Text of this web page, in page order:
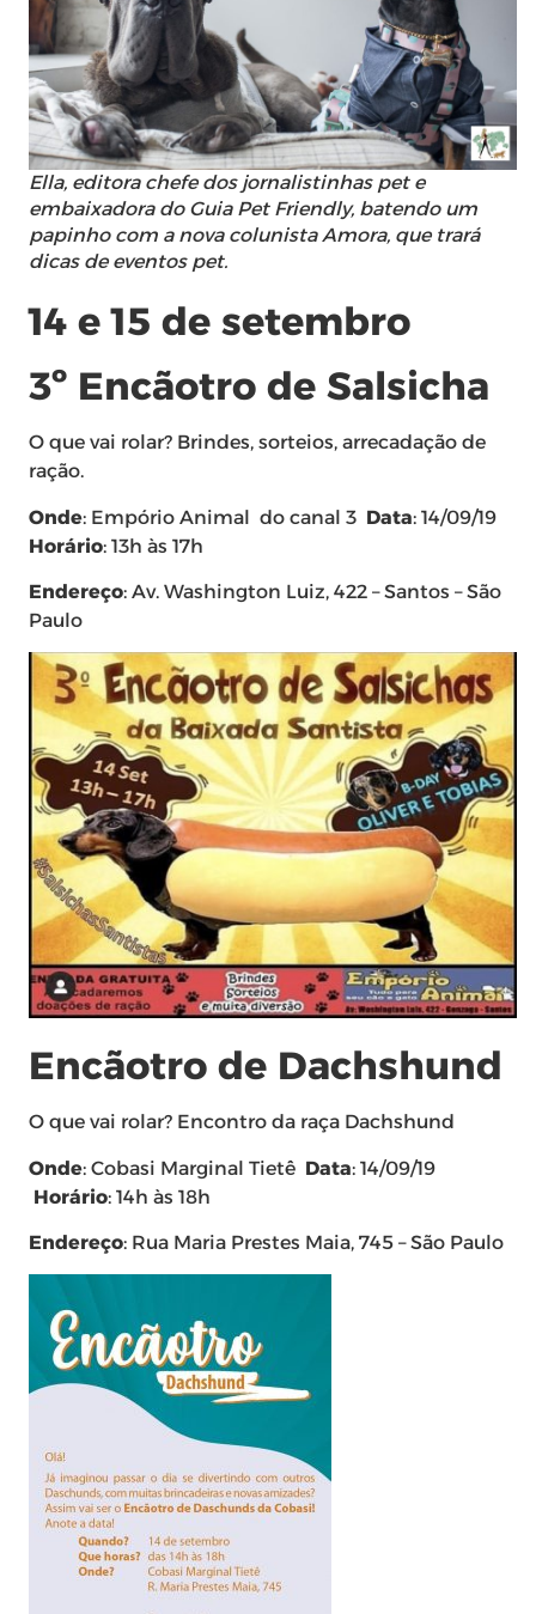
Ella, editora chefe dos jornalistinhas pet e
embaixadora do Guia Pet Friendly, batendo um
papinho com a nova colunista Amora, que trará
dicas de eventos pet.
14 e 15 de setembro
3º Encãotro de Salsicha
O que vai rolar? Brindes, sorteios, arrecadação de
ração.
Onde: Empório Animal do canal 3 Data: 14/09/19
Horário: 13h às 17h
Endereço: Av. Washington Luiz, 422 – Santos – São
Paulo
Encãotro de Dachshund
O que vai rolar? Encontro da raça Dachshund
Onde: Cobasi Marginal Tietê Data: 14/09/19
Horário: 14h às 18h
Endereço: Rua Maria Prestes Maia, 745 – São Paulo